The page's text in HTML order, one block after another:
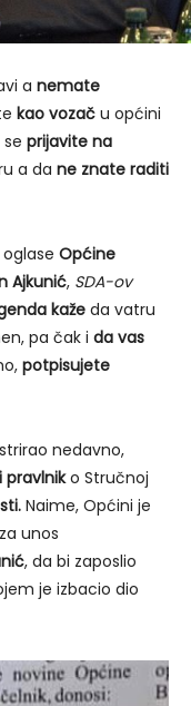
a nemate
kao vozač u općini
prijavite na
a da ne znate raditi
Općine
Ajkunić, SDA-ov
kažeda vatru
pa čak i da vas
potpisujete
nedavno,
pravlniko Stručnoj
Naime, Općini je
za unos
, da bi zaposlio
je izbacio dio